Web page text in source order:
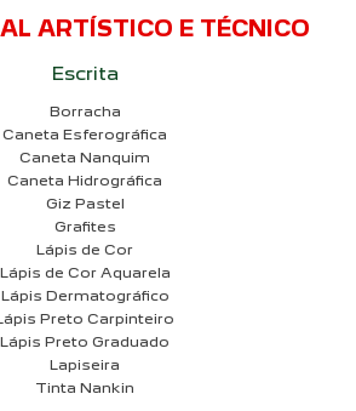
ARTÍSTICO E TÉCNICO
Escrita
Borracha
Caneta Esferográfica
Caneta Nanquim
Caneta Hidrográfica
Giz Pastel
Grafites
Lápis de Cor
Lápis de Cor Aquarela
Lápis Dermatográfico
Preto Carpinteiro
Lápis Preto Graduado
Lapiseira
Tinta Nankin